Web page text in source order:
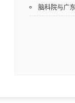
脑科院与广